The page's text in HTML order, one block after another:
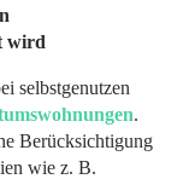
wird
selbstgenutzen
.
Berücksichtigung
wie z. B.